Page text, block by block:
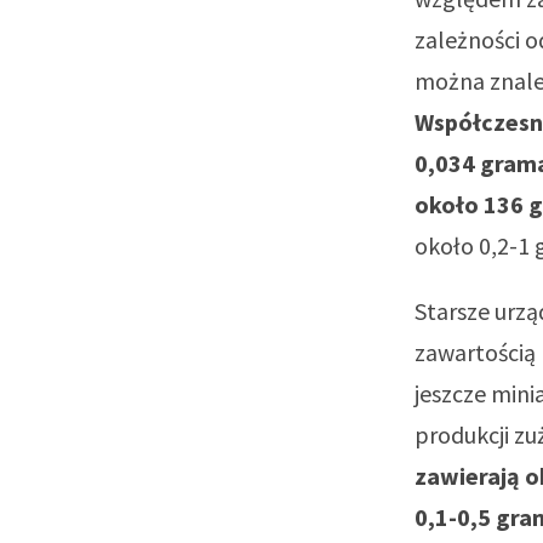
zależności
można
0,034
około 136
około 0,2-1
Starsze
jeszcze
produkcji
zawierają
0,1-0,5